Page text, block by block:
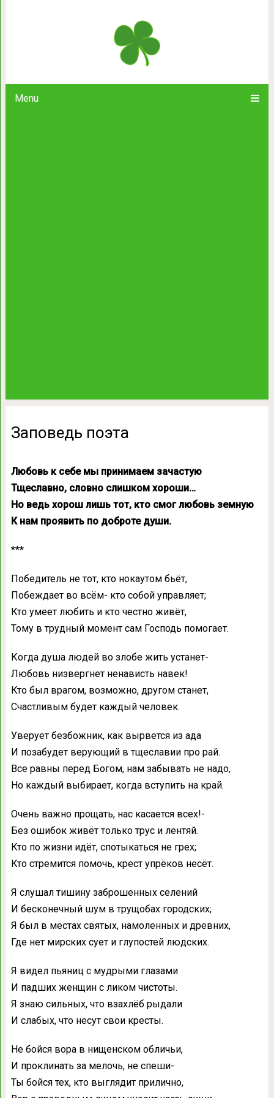
Menu
Заповедь поэта
Любовь к себе мы принимаем зачастую
Тщеславно, словно слишком хороши…
Но ведь хорош лишь тот, кто смог любовь земную
К нам проявить по доброте души.
***
Победитель не тот, кто нокаутом бьёт,
Побеждает во всём- кто собой управляет;
Кто умеет любить и кто честно живёт,
Тому в трудный момент сам Господь помогает.
Когда душа людей во злобе жить устанет-
Любовь низвергнет ненависть навек!
Кто был врагом, возможно, другом станет,
Счастливым будет каждый человек.
Уверует безбожник, как вырвется из ада
И позабудет верующий в тщеславии про рай.
Все равны перед Богом, нам забывать не надо,
Но каждый выбирает, когда вступить на край.
Очень важно прощать, нас касается всех!-
Без ошибок живёт только трус и лентяй.
Кто по жизни идёт, спотыкаться не грех;
Кто стремится помочь, крест упрёков несёт.
Я слушал тишину заброшенных селений
И бесконечный шум в трущобах городских;
Я был в местах святых, намоленных и древних,
Где нет мирских сует и глупостей людских.
Я видел пьяниц с мудрыми глазами
И падших женщин с ликом чистоты.
Я знаю сильных, что взахлёб рыдали
И слабых, что несут свои кресты.
Не бойся вора в нищенском обличьи,
И проклинать за мелочь, не спеши-
Ты бойся тех, кто выглядит прилично,